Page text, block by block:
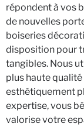
répondent à vos
de nouvelles
boiseries
disposition pour
tangibles. Nous
plus haute
esthétiquement
expertise, vous
valorise votre